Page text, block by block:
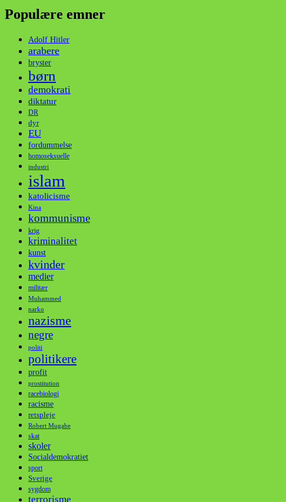
Populære emner
Adolf Hitler
arabere
bryster
børn
demokrati
diktatur
DR
dyr
EU
fordummelse
homoseksuelle
industri
islam
katolicisme
Kina
kommunisme
krig
kriminalitet
kunst
kvinder
medier
militær
Muhammed
narko
nazisme
negre
politi
politikere
profit
prostitution
racebiologi
racisme
retspleje
Robert Mugabe
skat
skoler
Socialdemokratiet
sport
Sverige
sygdom
terrorisme